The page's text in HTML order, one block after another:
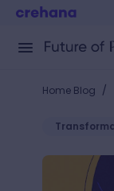
Home Blog /
Efecto